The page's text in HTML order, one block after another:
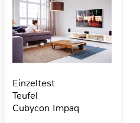
Einzeltest
Teufel
Cubycon Impaq